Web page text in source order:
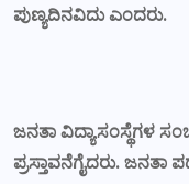
ಪುಣ್ಯದಿನವಿದು ಎಂದರು.
ಜನತಾ ವಿದ್ಯಾಸಂಸ್ಥೆಗಳ
ಪ್ರಸ್ತಾವನೆಗೈದರು. ಜನತಾ